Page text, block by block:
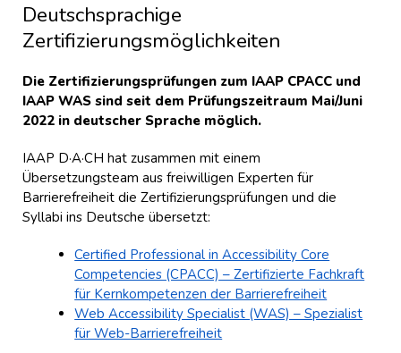
Deutschsprachige
Zertifizierungsmöglichkeiten
Die Zertifizierungsprüfungen zum IAAP CPACC und
IAAP WAS sind seit dem Prüfungszeitraum Mai/Juni
2022 in deutscher Sprache möglich.
IAAP D·A·CH hat zusammen mit einem
Übersetzungsteam aus freiwilligen Experten für
Barrierefreiheit die Zertifizierungsprüfungen und die
Syllabi ins Deutsche übersetzt:
Certified Professional in Accessibility Core
Competencies (CPACC) – Zertifizierte Fachkraft
für Kernkompetenzen der Barrierefreiheit
Web Accessibility Specialist (WAS) – Spezialist
für Web-Barrierefreiheit